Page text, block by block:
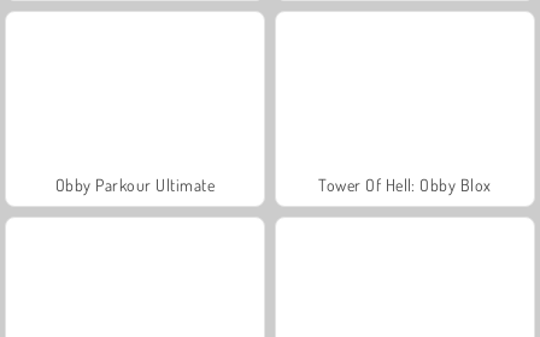
Obby Parkour Ultimate Tower Of Hell: Obby Blox